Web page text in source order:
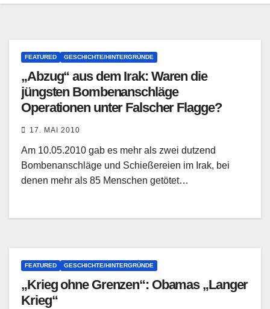
FEATURED GESCHICHTE/HINTERGRÜNDE
„Abzug“ aus dem Irak: Waren die
jüngsten Bombenanschläge
Operationen unter Falscher Flagge?
17. MAI 2010
Am 10.05.2010 gab es mehr als zwei dutzend
Bombenanschläge und Schießereien im Irak, bei
denen mehr als 85 Menschen getötet…
FEATURED GESCHICHTE/HINTERGRÜNDE
„Krieg ohne Grenzen“: Obamas „Langer
Krieg“